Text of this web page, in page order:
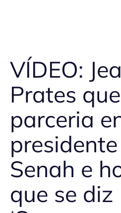
VÍDEO:
Prates
parceria
Senah e
que se diz